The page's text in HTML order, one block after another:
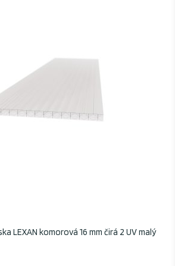
LEXAN komorová 16 mm čirá 2 UV malý